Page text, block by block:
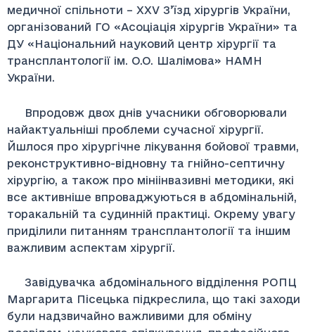
медичної спільноти – XXV З’їзд хірургів України,
організований ГО «Асоціація хірургів України» та
ДУ «Національний науковий центр хірургії та
трансплантології ім. О.О. Шалімова» НАМН
України.
Впродовж двох днів учасники обговорювали
найактуальніші проблеми сучасної хірургії.
Йшлося про хірургічне лікування бойової травми,
реконструктивно-відновну та гнійно-септичну
хірургію, а також про мініінвазивні методики, які
все активніше впроваджуються в абдомінальній,
торакальній та судинній практиці. Окрему увагу
приділили питанням трансплантології та іншим
важливим аспектам хірургії.
Завідувачка абдомінального відділення РОПЦ
Маргарита Пісецька підкреслила, що такі заходи
були надзвичайно важливими для обміну